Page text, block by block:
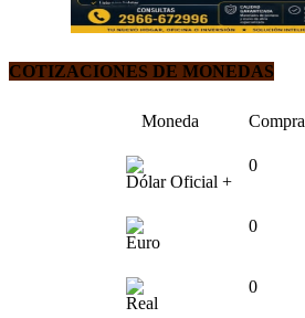
COTIZACIONES DE MONEDAS
Moneda Compra
Dólar Oficial +
0
Euro
0
Real
0